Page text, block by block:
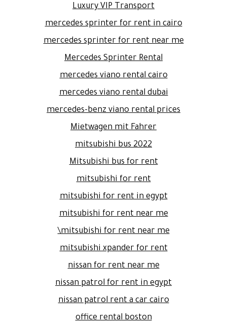
Luxury VIP Transport
mercedes sprinter for rent in cairo
mercedes sprinter for rent near me
Mercedes Sprinter Rental
mercedes viano rental cairo
mercedes viano rental dubai
mercedes-benz viano rental prices
Mietwagen mit Fahrer
mitsubishi bus 2022
Mitsubishi bus for rent
mitsubishi for rent
mitsubishi for rent in egypt
mitsubishi for rent near me
mitsubishi for rent near me\
mitsubishi xpander for rent
nissan for rent near me
nissan patrol for rent in egypt
nissan patrol rent a car cairo
office rental boston